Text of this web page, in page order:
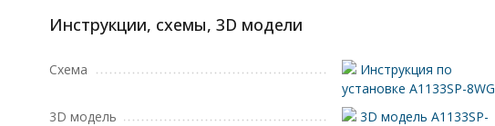
Инструкции, схемы, 3D модели
Схема
Инструкция по
установке A1133SP-8WG
3D модель
3D модель A1133SP-